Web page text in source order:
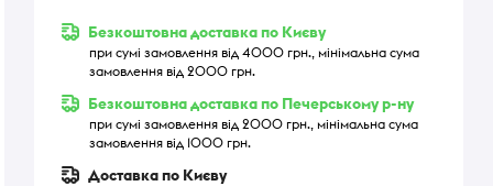
Безкоштовна доставка по Києву
при сумі замовлення від 4000 грн., мінімальна сума
замовлення від 2000 грн.
Безкоштовна доставка по Печерському р-ну
при сумі замовлення від 2000 грн., мінімальна сума
замовлення від 1000 грн.
Доставка по Києву